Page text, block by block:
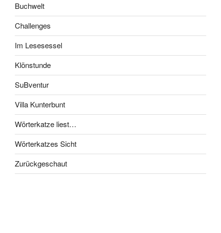
Buchwelt
Challenges
Im Lesesessel
Klönstunde
SuBventur
Villa Kunterbunt
Wörterkatze liest…
Wörterkatzes Sicht
Zurückgeschaut